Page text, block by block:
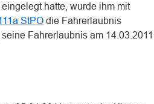
hatte, wurde ihm mit
StPO die Fahrerlaubnis
Fahrerlaubnis am 14.03.2011